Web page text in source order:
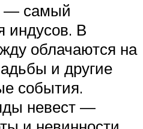
— самый
индусов. В
облачаются на
и другие
события.
невест —